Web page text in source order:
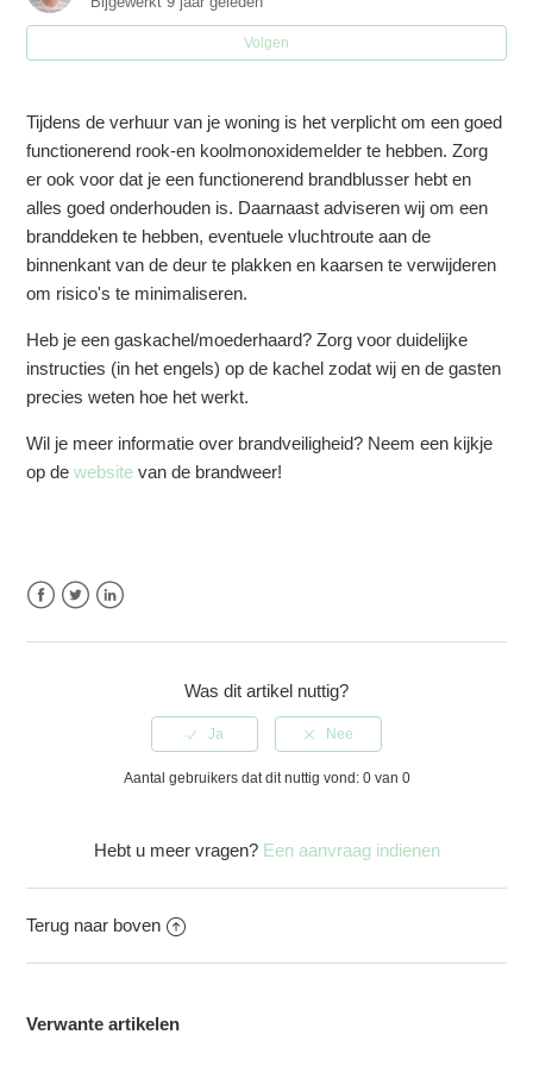
Wat zijn de gevolgen bij het niet nakomen van regels?
Wat is het verschil tussen bed & breakfast en
vakantieverhuur?
Is er een mogelijkheid om meer dan 30 nachten te
verhuren?
Hoe zorg ik er voor dat ik niet meer dan 60 nachten
Hoe deblokeer ik mijn Airbnb kalender zodat ik meer dan
60 nachten kan verhuren?
Moet ik inkomstenbelasting betalen over de
Volgen
Tijdens de verhuur van je woning is het verplicht om een goed
functionerend rook-en koolmonoxidemelder te hebben. Zorg
er ook voor dat je een functionerend brandblusser hebt en
alles goed onderhouden is. Daarnaast adviseren wij om een
branddeken te hebben, eventuele vluchtroute aan de
binnenkant van de deur te plakken en kaarsen te verwijderen
om risico's te minimaliseren.
Heb je een gaskachel/moederhaard? Zorg voor duidelijke
instructies (in het engels) op de kachel zodat wij en de gasten
precies weten hoe het werkt.
Wil je meer informatie over brandveiligheid? Neem een kijkje
op dewebsite van de brandweer!
Was dit artikel nuttig?
Aantal gebruikers dat dit nuttig vond: 0 van 0
Hebt u meer vragen? Een aanvraag indienen
Terug naar boven
Verwante artikelen